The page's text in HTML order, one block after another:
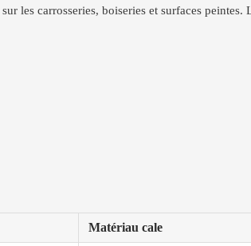
sur les carrosseries, boiseries et surfaces
Matériau cale